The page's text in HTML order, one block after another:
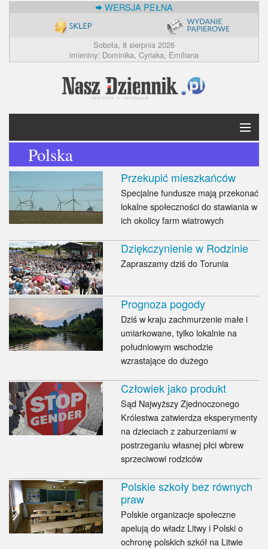
WERSJA PEŁNA
Sobota, 8 sierpnia 2026
imieniny: Dominika, Cyriaka, Emiliana
Krótko
Polska
Świat
Ekonomia
Myśl
Wiara
Sport
Zaproszenia
Polska
Przekupić mieszkańców
Specjalne fundusze mają przekonać
lokalne społeczności do stawiania w
ich okolicy farm wiatrowych
Dziękczynienie w Rodzinie
Zapraszamy dziś do Torunia
Prognoza pogody
Dziś w kraju zachmurzenie małe i
umiarkowane, tylko lokalnie na
południowym wschodzie
wzrastające do dużego
Człowiek jako produkt
Sąd Najwyższy Zjednoczonego
Królestwa zatwierdza eksperymenty
na dzieciach z zaburzeniami w
postrzeganiu własnej płci wbrew
sprzeciwowi rodziców
Polskie szkoły bez równych
praw
Polskie organizacje społeczne
apelują do władz Litwy i Polski o
ochronę polskich szkół na Litwie